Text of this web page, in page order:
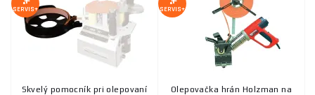
SERVIS+
Skvelý pomocník pri olepovaní
SERVIS+
Olepovačka hrán Holzman na